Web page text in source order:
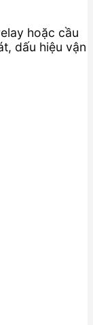
hoặc cầu
dấu hiệu vận